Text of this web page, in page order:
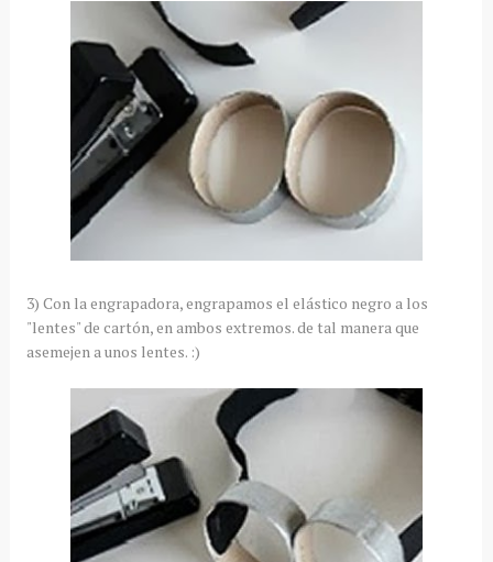
3) Con la engrapadora, engrapamos el elástico negro a los
"lentes" de cartón, en ambos extremos. de tal manera que
asemejen a unos lentes. :)